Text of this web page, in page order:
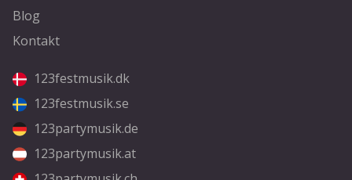
Blog
Kontakt
123festmusik.dk
123festmusik.se
123partymusik.de
123partymusik.at